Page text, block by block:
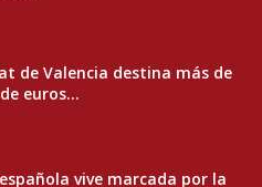
de Valencia destina más de
euros...
vive marcada por la